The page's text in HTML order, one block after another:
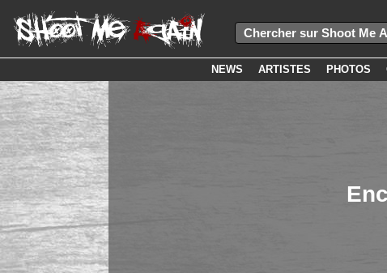
NEWS ARTISTES PHOTOS